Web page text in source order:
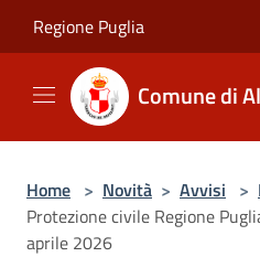
Regione Puglia
Comune di
Home > Novità > Avvisi >
Protezione civile Regione
aprile 2026